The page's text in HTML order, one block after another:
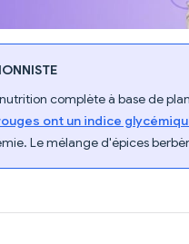
complète à base de
ont un indice
Le mélange d'épices